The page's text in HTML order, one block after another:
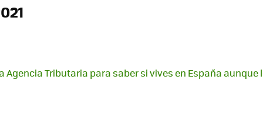
Agencia Tributaria para saber si vives en España aunque